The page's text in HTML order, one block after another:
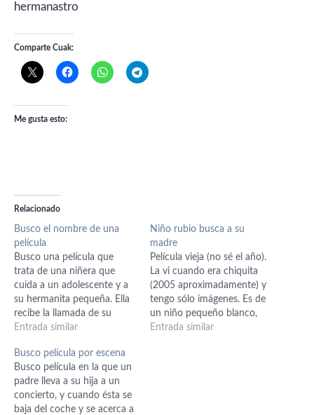
hermanastro
Comparte Cuak:
Me gusta esto:
Relacionado
Busco el nombre de una
película
Busco una película que
trata de una niñera que
cuida a un adolescente y a
su hermanita pequeña. Ella
recibe la llamada de su
mejor amiga para que vaya
de la ciudad y ésta decide
llevarse a los chicos. Al
regreso del viaje,…
Entrada similar
Niño rubio busca a su
madre
Película vieja (no sé el año).
La vi cuando era chiquita
(2005 aproximadamente) y
tengo sólo imágenes. Es de
un niño pequeño blanco,
rubio con corte de pelo tipo
Entrada similar
Busco película por escena
Busco película en la que un
padre lleva a su hija a un
concierto, y cuando ésta se
baja del coche y se acerca a